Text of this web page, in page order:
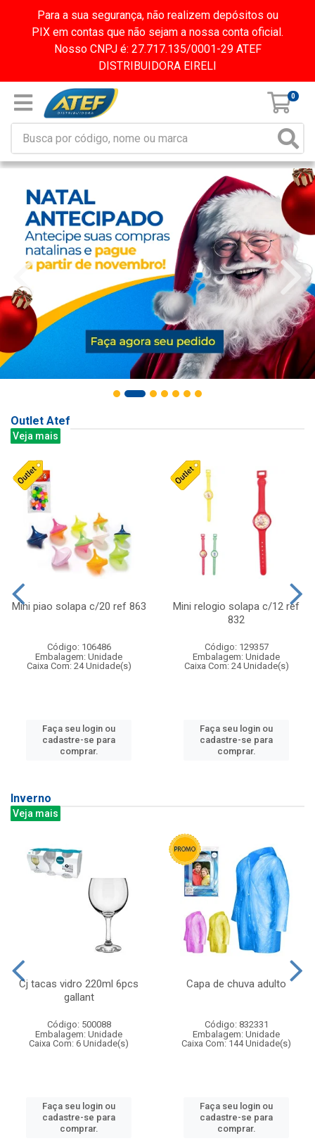
Para a sua segurança, não realizem depósitos ou
PIX em contas que não sejam a nossa conta oficial.
Nosso CNPJ é: 27.717.135/0001-29 ATEF
DISTRIBUIDORA EIRELI
0
Outlet Atef
Veja mais
Mini piao solapa c/20 ref 863
Código: 106486
Embalagem: Unidade
Caixa Com: 24 Unidade(s)
Faça seu login ou
cadastre-se para
comprar.
Mini relogio solapa c/12 ref
832
Código: 129357
Embalagem: Unidade
Caixa Com: 24 Unidade(s)
Faça seu login ou
cadastre-se para
comprar.
Inverno
Veja mais
Cj tacas vidro 220ml 6pcs
gallant
Código: 500088
Embalagem: Unidade
Caixa Com: 6 Unidade(s)
Faça seu login ou
cadastre-se para
comprar.
Capa de chuva adulto
Código: 832331
Embalagem: Unidade
Caixa Com: 144 Unidade(s)
Faça seu login ou
cadastre-se para
comprar.